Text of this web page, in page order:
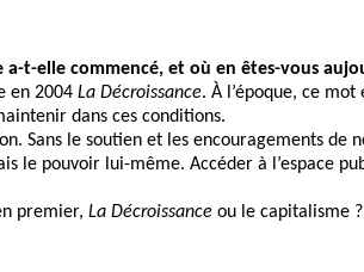
t-elle commencé, et où en êtes-vous
en 2004 La Décroissance. À l’époque, ce
dans ces conditions.
Sans le soutien et les encouragements de
le pouvoir lui-même. Accéder à l’espace
premier, La Décroissance ou le capitalisme